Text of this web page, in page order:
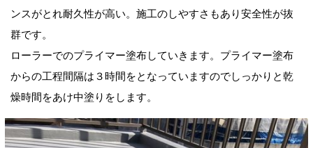
ンスがとれ耐久性が高い。施工のしやすさもあり安全性が抜
群です。
ローラーでのプライマー塗布していきます。プライマー塗布
からの工程間隔は３時間をとなっていますのでしっかりと乾
燥時間をあけ中塗りをします。